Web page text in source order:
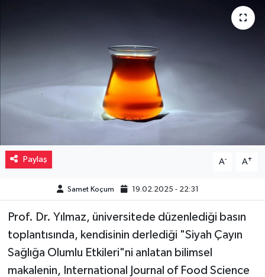
Paylaş A- A+
Samet Koçum 19.02.2025 - 22:31
Prof. Dr. Yılmaz, üniversitede düzenlediği basın
toplantısında, kendisinin derlediği "Siyah Çayın
Sağlığa Olumlu Etkileri"ni anlatan bilimsel
makalenin, International Journal of Food Science
Siyaset
Spor
Teknoloji